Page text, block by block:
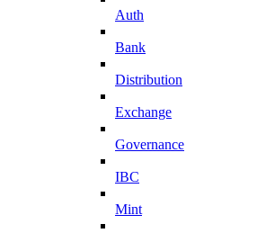
Auth
Bank
Distribution
Exchange
Governance
IBC
Mint